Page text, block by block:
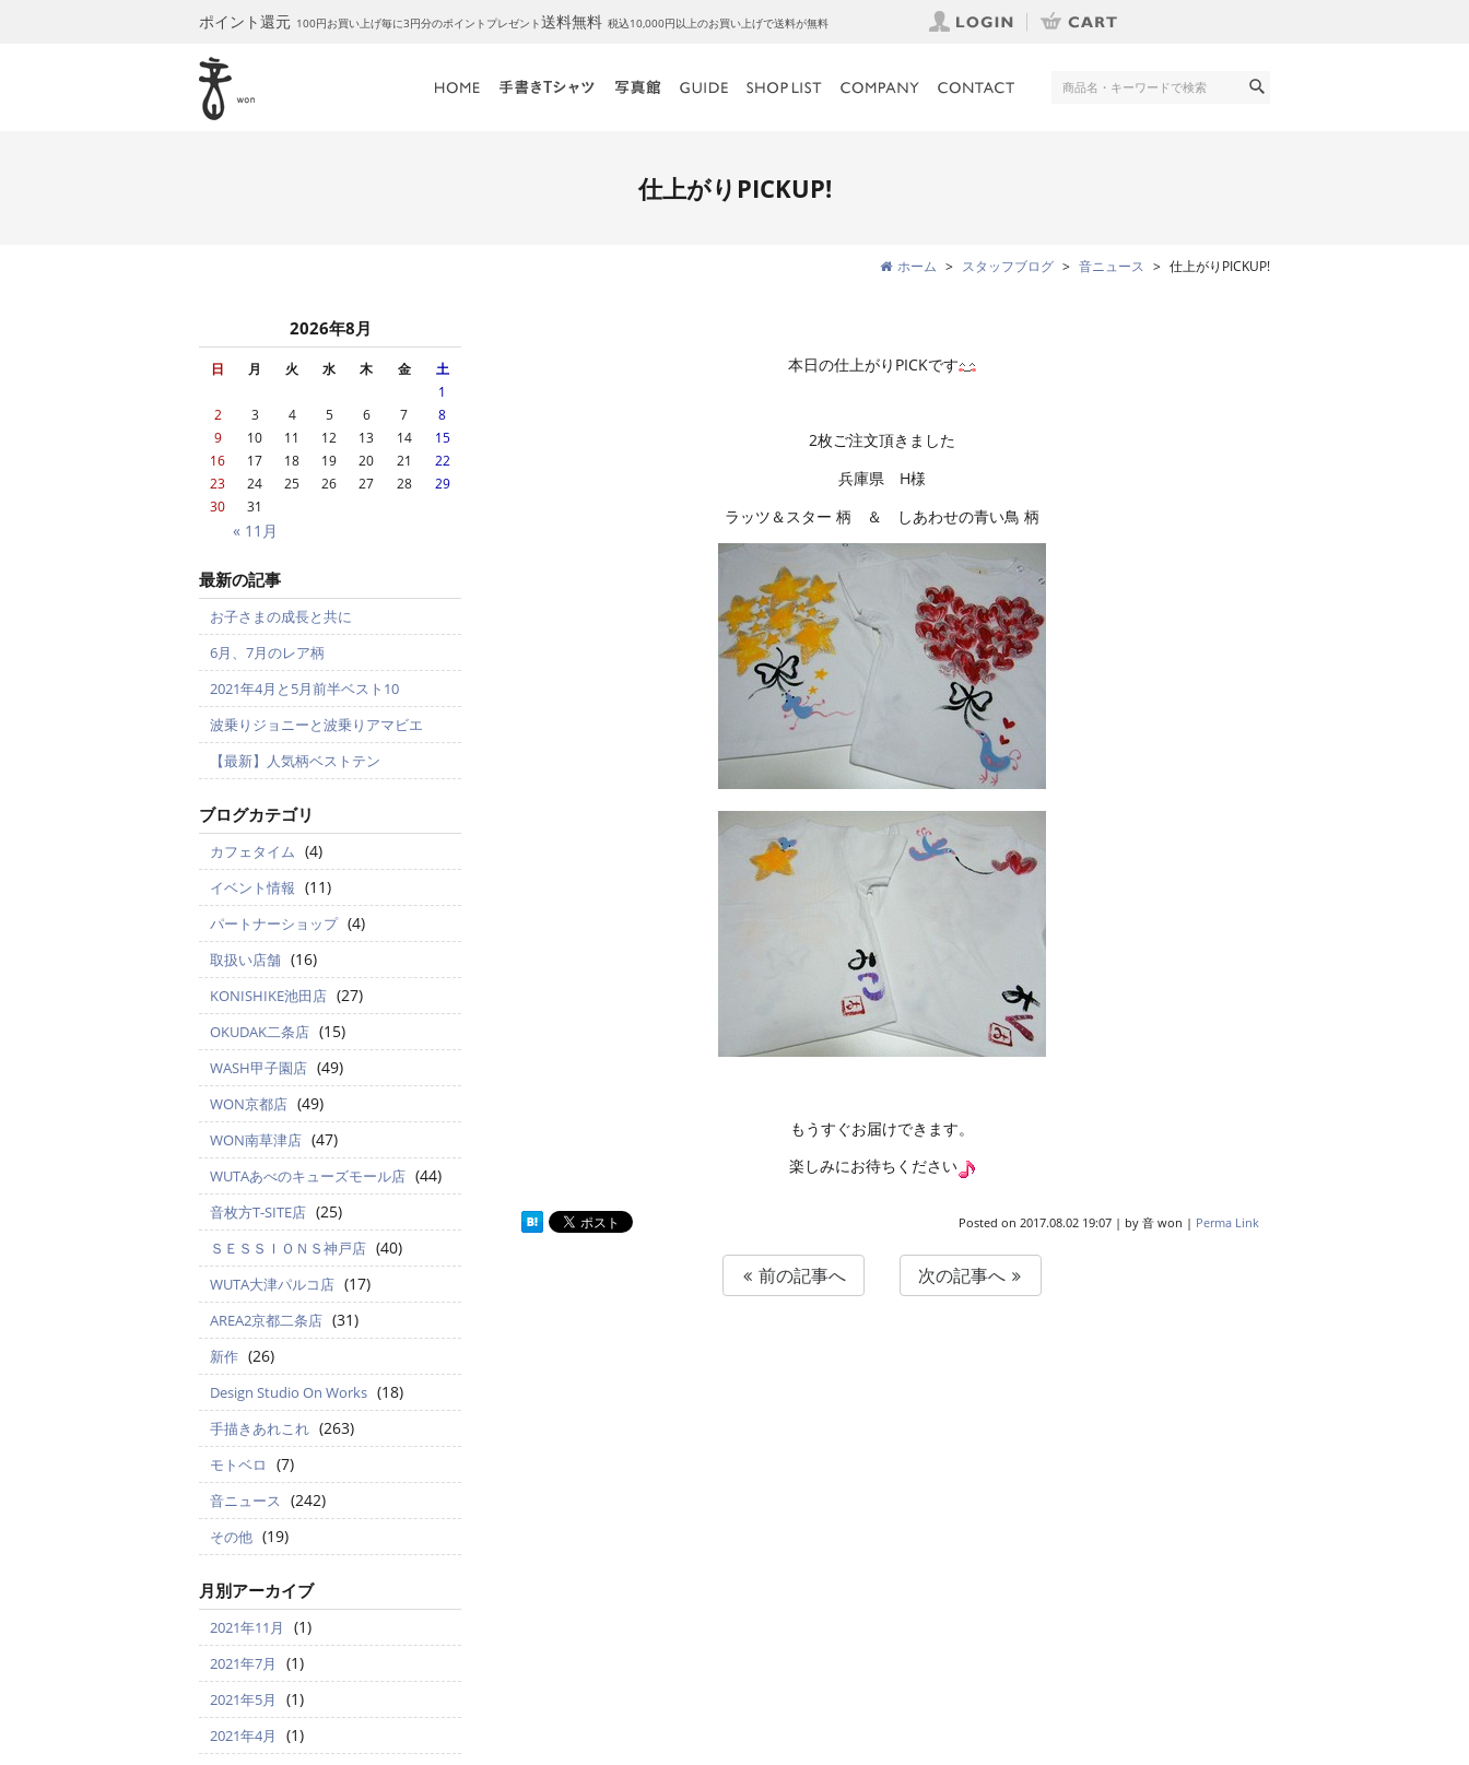
ポイント還元 100円お買い上げ毎に3円分のポイントプレゼント送料無料 税込10,000円以上のお買い上げで送料が無料
仕上がりPICKUP!
ホーム スタッフブログ 音ニュース 仕上がりPICKUP!
本日の仕上がりPICKです
2枚ご注文頂きました
兵庫県 H様
ラッツ＆スター 柄 ＆ しあわせの青い鳥 柄
もうすぐお届けできます。
楽しみにお待ちください
Posted on 2017.08.02 19:07 | by 音 won | Perma Link
前の記事へ 次の記事へ
2026年8月
日 月 火 水 木 金 土
« 11月
1
2
3 4 5 6 7
8
9
10 11 12 13 14
15
16
17 18 19 20 21
22
23
24 25 26 27 28
29
30
31
最新の記事
お子さまの成長と共に
6月、7月のレア柄
2021年4月と5月前半ベスト10
波乗りジョニーと波乗りアマビエ
【最新】人気柄ベストテン
ブログカテゴリ
カフェタイム (4)
イベント情報 (11)
パートナーショップ (4)
取扱い店舗 (16)
KONISHIKE池田店 (27)
OKUDAK二条店 (15)
WASH甲子園店 (49)
WON京都店 (49)
WON南草津店 (47)
WUTAあべのキューズモール店 (44)
音枚方T-SITE店 (25)
ＳＥＳＳＩＯＮＳ神戸店 (40)
WUTA大津パルコ店 (17)
AREA2京都二条店 (31)
新作 (26)
Design Studio On Works (18)
手描きあれこれ (263)
モトベロ (7)
音ニュース (242)
その他 (19)
月別アーカイブ
2021年11月 (1)
2021年7月 (1)
2021年5月 (1)
2021年4月 (1)